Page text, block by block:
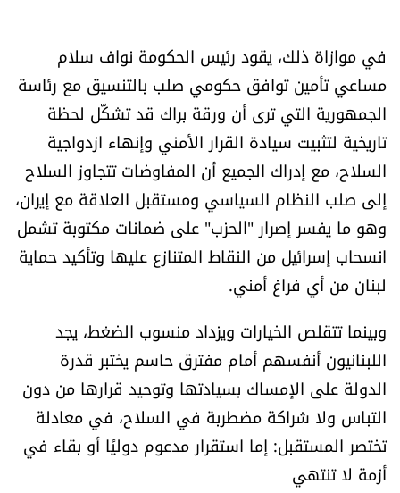
Digital solutions by
في موازاة ذلك، يقود رئيس الحكومة نواف سلام
مساعي تأمين توافق حكومي صلب بالتنسيق مع رئاسة
الجمهورية التي ترى أن ورقة براك قد تشكّل لحظة
تاريخية لتثبيت سيادة القرار الأمني وإنهاء ازدواجية
السلاح، مع إدراك الجميع أن المفاوضات تتجاوز السلاح
إلى صلب النظام السياسي ومستقبل العلاقة مع إيران،
وهو ما يفسر إصرار "الحزب" على ضمانات مكتوبة تشمل
انسحاب إسرائيل من النقاط المتنازع عليها وتأكيد حماية
لبنان من أي فراغ أمني.
وبينما تتقلص الخيارات ويزداد منسوب الضغط، يجد
اللبنانيون أنفسهم أمام مفترق حاسم يختبر قدرة
الدولة على الإمساك بسيادتها وتوحيد قرارها من دون
التباس ولا شراكة مضطربة في السلاح، في معادلة
تختصر المستقبل: إما استقرار مدعوم دوليًا أو بقاء في
أزمة لا تنتهي